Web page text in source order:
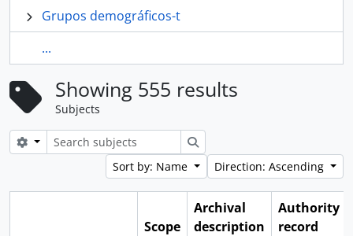
Grupos demográficos-t
...
Showing 555 results
Subjects
Search options
Search
Sort by: Name
Direction: Ascending
Scope
Archival
description
Authority
record